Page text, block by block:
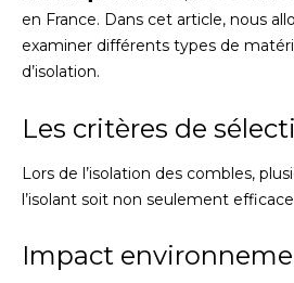
en France. Dans cet article, nous
examiner différents types de
d’isolation.
Les critères de
Lors de l’isolation des combles,
l’isolant soit non seulement
Impact